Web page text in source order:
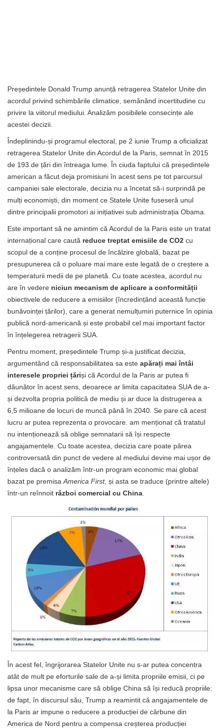
Președintele Donald Trump anunță retragerea Statelor Unite din
acordul privind schimbările climatice, semănând incertitudine cu
privire la viitorul mediului. Analizăm posibilele consecințe ale
acestei decizii.
Îndeplinindu-și programul electoral, pe 2 iunie Trump a oficializat
retragerea Statelor Unite din Acordul de la Paris, semnat în 2015
de 193 de țări din întreaga lume. În ciuda faptului că președintele
american a făcut deja promisiuni în acest sens pe tot parcursul
campaniei sale electorale, decizia nu a încetat să-i surprindă pe
mulți economiști, din moment ce Statele Unite fuseseră unul
dintre principalii promotori ai inițiativei sub administrația Obama.
Este important să ne amintim că Acordul de la Paris este un tratat
internațional care caută reduce treptat emisiile de CO2 cu
scopul de a conține procesul de încălzire globală, bazat pe
presupunerea că o poluare mai mare este legată de o creștere a
temperaturii medii de pe planetă. Cu toate acestea, acordul nu
are în vedere niciun mecanism de aplicare a conformității
obiectivele de reducere a emisiilor (încredințând această funcție
bunăvoinței țărilor), care a generat nemulțumiri puternice în opinia
publică nord-americană și este probabil cel mai important factor
în înțelegerea retragerii SUA.
Pentru moment, președintele Trump și-a justificat decizia,
argumentând că responsabilitatea sa este apărați mai întâi
interesele propriei țăriși că Acordul de la Paris ar putea fi
dăunător în acest sens, deoarece ar limita capacitatea SUA de a-
și dezvolta propria politică de mediu și ar duce la distrugerea a
6,5 ​​milioane de locuri de muncă până în 2040. Se pare că acest
lucru ar putea reprezenta o provocare. am menționat că tratatul
nu intenționează să oblige semnatarii să își respecte
angajamentele. Cu toate acestea, decizia care poate părea
controversată din punct de vedere al mediului devine mai ușor de
înțeles dacă o analizăm într-un program economic mai global
bazat pe premisa America First, și asta se traduce (printre altele)
într-un reînnoit război comercial cu China
În acest fel, îngrijorarea Statelor Unite nu s-ar putea concentra
atât de mult pe eforturile sale de a-și limita propriile emisii, ci pe
lipsa unor mecanisme care să oblige China să își reducă propriile:
de fapt, în discursul său, Trump a reamintit că angajamentele de
la Paris ar impune o reducere a producției de cărbune din
America de Nord pentru a compensa creșterea producției